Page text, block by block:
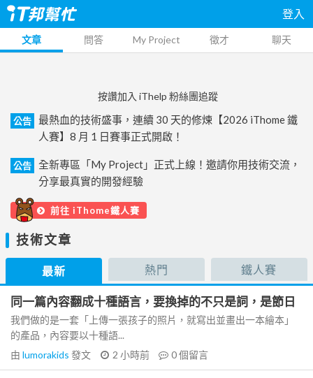
登入
文章 問答 My Project 徵才 聊天
按讚加入 iThelp 粉絲團追蹤
公告
最熱血的技術盛事，連續 30 天的修煉【2026 iThome 鐵
人賽】8 月 1 日賽事正式開啟！
公告
全新專區「My Project」正式上線！邀請你用技術交流，
分享最真實的開發經驗
前往 iThome鐵人賽
技術文章
最新 熱門 鐵人賽
同一篇內容翻成十種語言，要換掉的不只是詞，是節日
我們做的是一套「上傳一張孩子的照片，就寫出並畫出一本繪本」
的產品，內容要以十種語...
由 lumorakids 發文 2 小時前 0個留言